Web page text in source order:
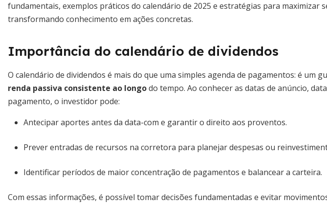
fundamentais, exemplos práticos do calendário de 2025 e estratégias para maximizar
transformando conhecimento em ações concretas.
Importância do calendário de dividendos
O calendário de dividendos é mais do que uma simples agenda de pagamentos: é um
renda passiva consistente ao longodo tempo. Ao conhecer as datas de anúncio,
pagamento, o investidor pode:
Antecipar aportes antes da data-com e garantir o direito aos proventos.
Prever entradas de recursos na corretora para planejar despesas ou
Identificar períodos de maior concentração de pagamentos e balancear a carteira.
Com essas informações, é possível tomar decisões fundamentadas e evitar